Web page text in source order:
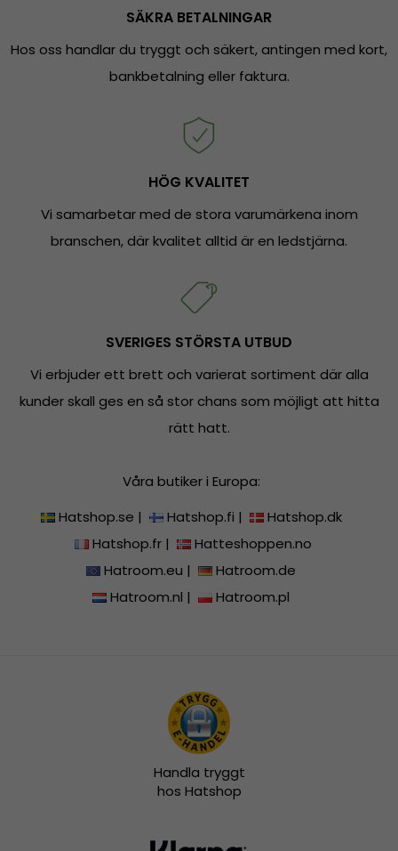
SÄKRA BETALNINGAR
Hos oss handlar du tryggt och säkert, antingen med kort,
bankbetalning eller faktura.
HÖG KVALITET
Vi samarbetar med de stora varumärkena inom
branschen, där kvalitet alltid är en ledstjärna.
SVERIGES STÖRSTA UTBUD
Vi erbjuder ett brett och varierat sortiment där alla
kunder skall ges en så stor chans som möjligt att hitta
rätt hatt.
Våra butiker i Europa:
Hatshop.se | Hatshop.fi |
Hatshop.dk
Hatshop.fr|
Hatteshoppen.no
Hatroom.eu |
Hatroom.de
Hatroom.nl | Hatroom.pl
Handla tryggt
hos Hatshop